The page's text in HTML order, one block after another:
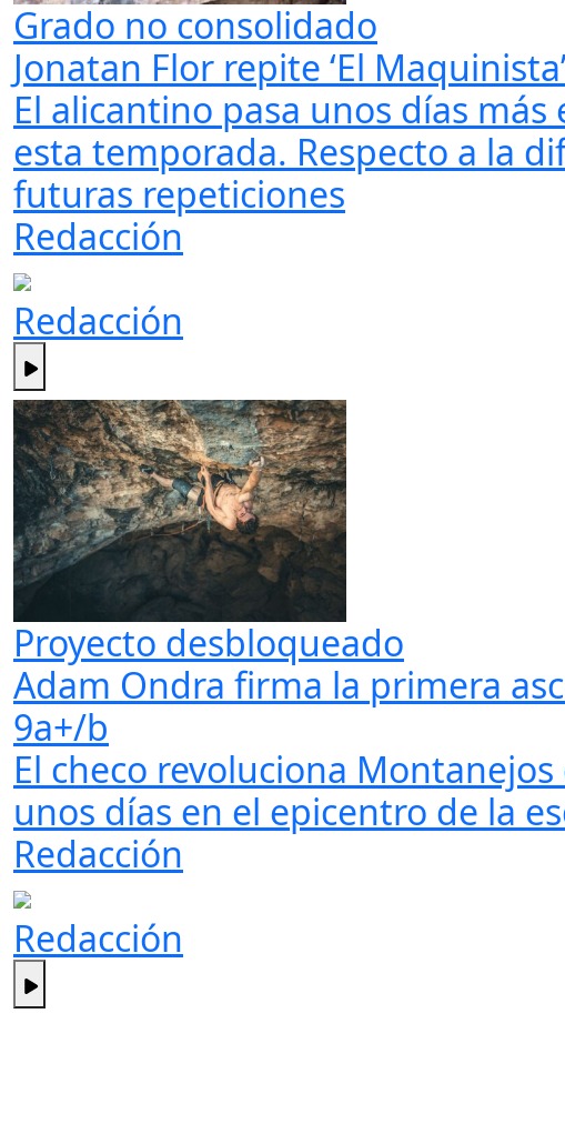
Grado no consolidado
Jonatan Flor repite ‘El
El alicantino pasa unos días
esta temporada. Respecto a la
futuras repeticiones
Redacción
Redacción
Proyecto desbloqueado
Adam Ondra firma la primera
9a+/b
El checo revoluciona
unos días en el epicentro de la
Redacción
Redacción